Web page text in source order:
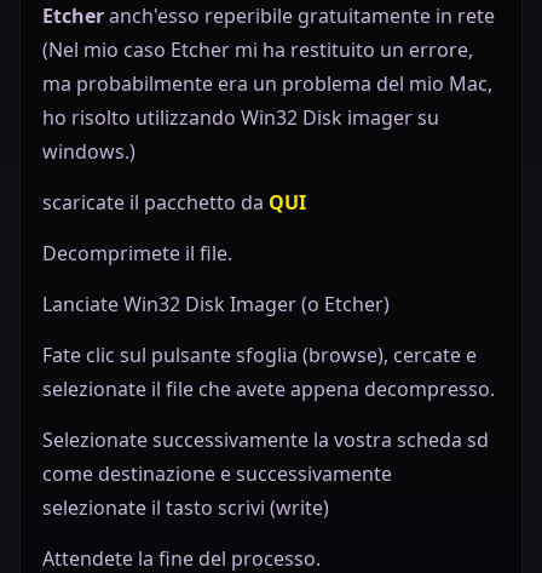
Etcheranch'esso reperibile gratuitamente in rete
(Nel mio caso Etcher mi ha restituito un errore,
ma probabilmente era un problema del mio Mac,
ho risolto utilizzando Win32 Disk imager su
windows.)
scaricate il pacchetto da QUI
Decomprimete il file.
Lanciate Win32 Disk Imager (o Etcher)
Fate clic sul pulsante sfoglia (browse), cercate e
selezionate il file che avete appena decompresso.
Selezionate successivamente la vostra scheda sd
come destinazione e successivamente
selezionate il tasto scrivi (write)
Attendete la fine del processo.